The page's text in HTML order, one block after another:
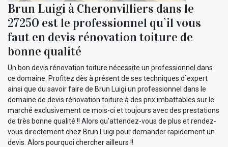
Brun Luigi à Cheronvilliers dans le
27250 est le professionnel qu`il vous
faut en devis rénovation toiture de
bonne qualité
Un bon devis rénovation toiture nécessite un professionnel dans
ce domaine. Profitez dès à présent de ses techniques d`expert
ainsi que du savoir faire de Brun Luigi un professionnel dans le
domaine de devis rénovation toiture à des prix imbattables sur le
marché exclusivement ce mois-ci et toujours avec des prestations
de très bonne qualité !! Alors qu’attendez-vous de plus et rendez-
vous directement chez Brun Luigi pour demander rapidement un
devis. Alors pourquoi chercher ailleurs !!